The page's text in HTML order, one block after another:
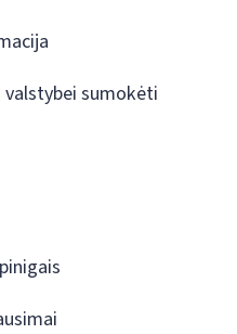
valstybei sumokėti